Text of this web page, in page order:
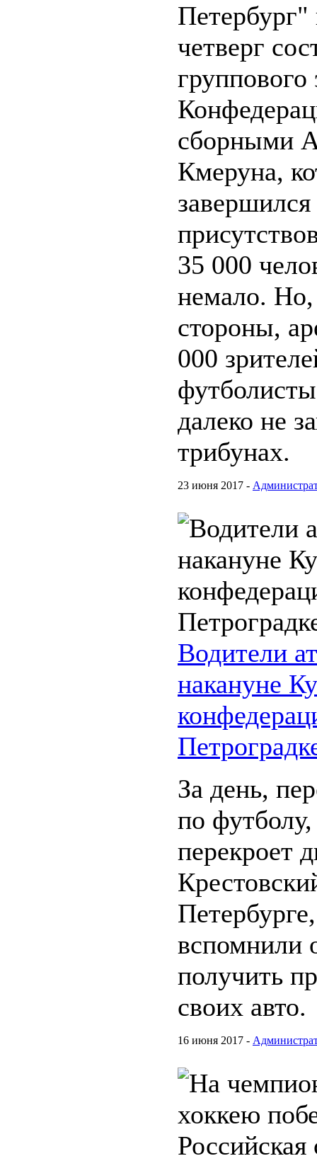
четверг
группового
сборными
Кмеруна,
35 000
немало. Но,
стороны,
000
далеко не
трибунах.
23 июня 2017 -
Водители
накануне
За день,
по
перекроет
вспомнили
получить
своих авто.
16 июня 2017 -